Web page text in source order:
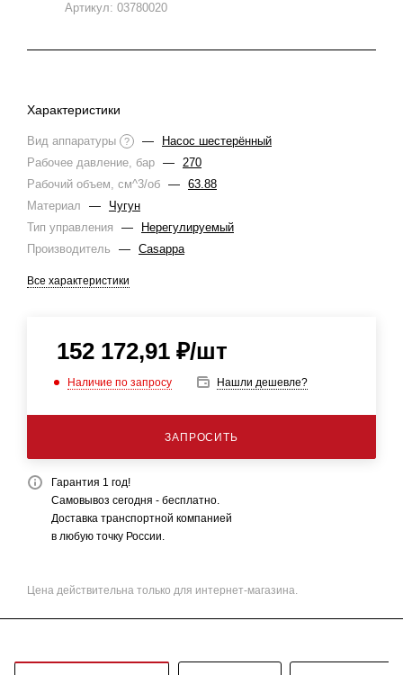
Артикул: 03780020
Характеристики
Вид аппаратуры ? —
Насос шестерённый
Рабочее давление, бар — 270
Рабочий объем, см^3/об — 63.88
Материал
—
Чугун
Тип управления
—
Нерегулируемый
Производитель
— Casappa
Все характеристики
152 172,91 ₽/шт
Наличие по запросу Нашли дешевле?
ЗАПРОСИТЬ
Гарантия 1 год!
Самовывоз сегодня - бесплатно.
Доставка транспортной компанией
в любую точку России.
Цена действительна только для интернет-магазина.